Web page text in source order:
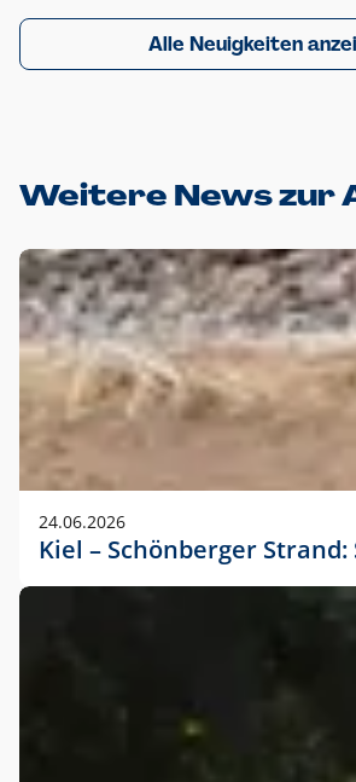
Alle Neuigkeiten
Weitere News zur
24.06.2026
Kiel – Schönberger